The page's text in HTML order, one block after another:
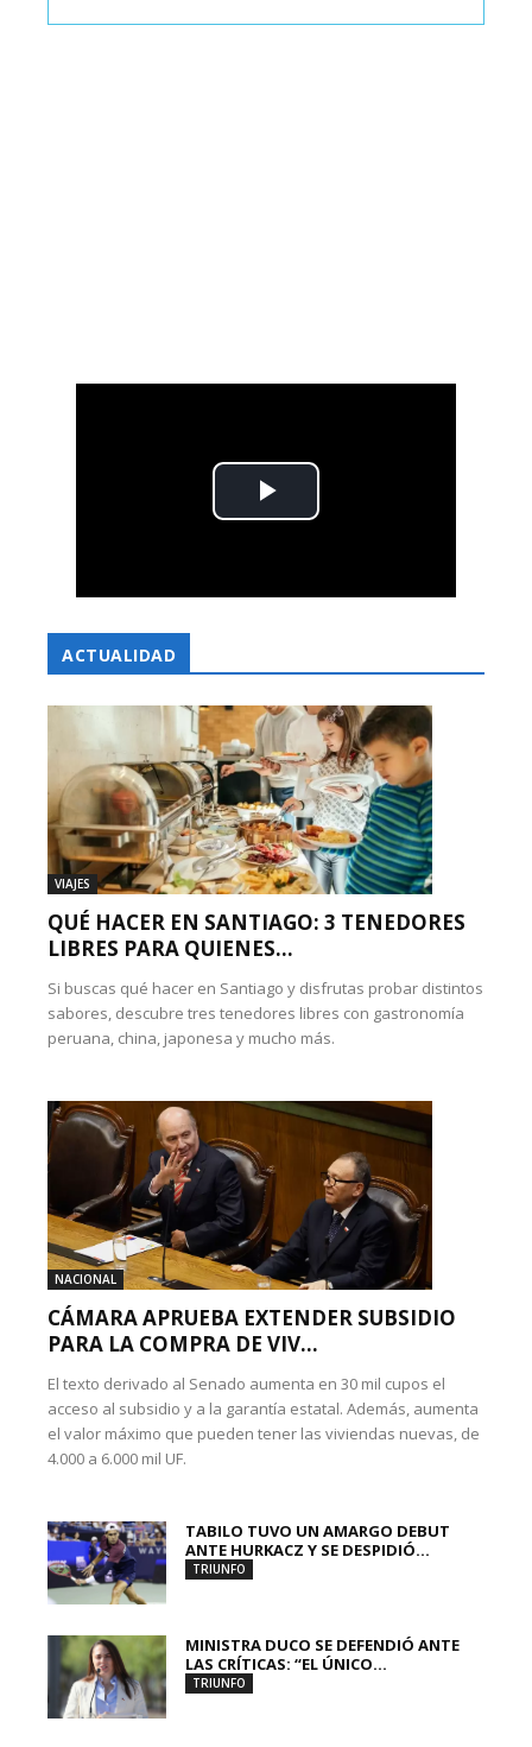
ACTUALIDAD
VIAJES
QUÉ HACER EN SANTIAGO: 3 TENEDORES
LIBRES PARA QUIENES...
Si buscas qué hacer en Santiago y disfrutas probar distintos
sabores, descubre tres tenedores libres con gastronomía
peruana, china, japonesa y mucho más.
NACIONAL
CÁMARA APRUEBA EXTENDER SUBSIDIO
PARA LA COMPRA DE VIV...
El texto derivado al Senado aumenta en 30 mil cupos el
acceso al subsidio y a la garantía estatal. Además, aumenta
el valor máximo que pueden tener las viviendas nuevas, de
4.000 a 6.000 mil UF.
TABILO TUVO UN AMARGO DEBUT
ANTE HURKACZ Y SE DESPIDIÓ...
TRIUNFO
MINISTRA DUCO SE DEFENDIÓ ANTE
LAS CRÍTICAS: “EL ÚNICO...
TRIUNFO